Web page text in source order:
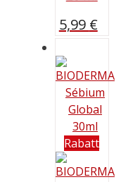
5,99 €
Rabatt